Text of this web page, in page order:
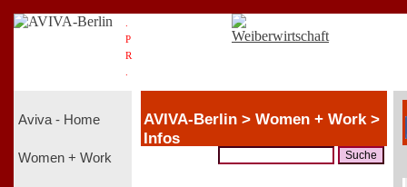
P
R
Aviva - Home
Women + Work
AVIVA-Berlin > Women + Work >
Infos